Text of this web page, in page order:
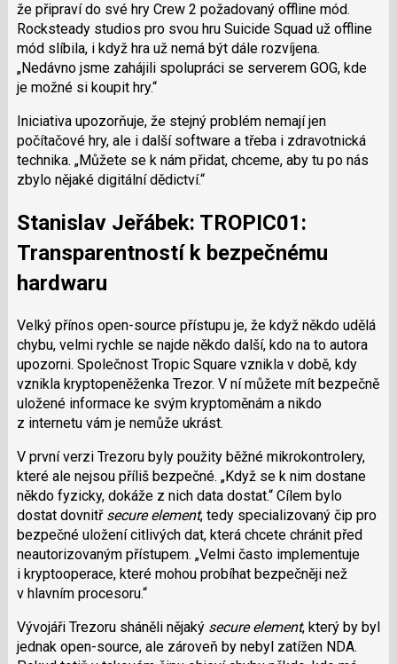
že připraví do své hry Crew 2 požadovaný offline mód.
Rocksteady studios pro svou hru Suicide Squad už offline
mód slíbila, i když hra už nemá být dále rozvíjena.
Nedávno jsme zahájili spolupráci se serverem GOG, kde
je možné si koupit hry.
Iniciativa upozorňuje, že stejný problém nemají jen
počítačové hry, ale i další software a třeba i zdravotnická
technika. Můžete se k nám přidat, chceme, aby tu po nás
zbylo nějaké digitální dědictví.
Stanislav Jeřábek: TROPIC01:
Transparentností k bezpečnému
hardwaru
Velký přínos open-source přístupu je, že když někdo udělá
chybu, velmi rychle se najde někdo další, kdo na to autora
upozorni. Společnost Tropic Square vznikla v době, kdy
vznikla kryptopeněženka Trezor. V ní můžete mít bezpečně
uložené informace ke svým kryptoměnám a nikdo
z internetu vám je nemůže ukrást.
V první verzi Trezoru byly použity běžné mikrokontrolery,
které ale nejsou příliš bezpečné. Když se k nim dostane
někdo fyzicky, dokáže z nich data dostat. Cílem bylo
dostat dovnitř secure element, tedy specializovaný čip pro
bezpečné uložení citlivých dat, která chcete chránit před
neautorizovaným přístupem. Velmi často implementuje
i kryptooperace, které mohou probíhat bezpečněji než
v hlavním procesoru.
Vývojáři Trezoru sháněli nějaký secure element, který by byl
jednak open-source, ale zároveň by nebyl zatížen NDA.